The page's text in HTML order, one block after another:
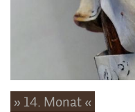
» 14. Monat «